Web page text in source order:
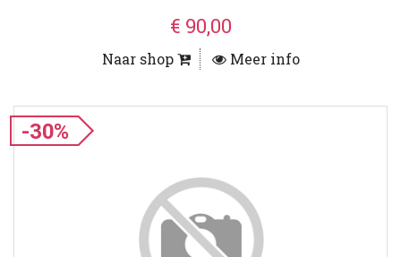
€ 90,00
Naar shop Meer info
-30%